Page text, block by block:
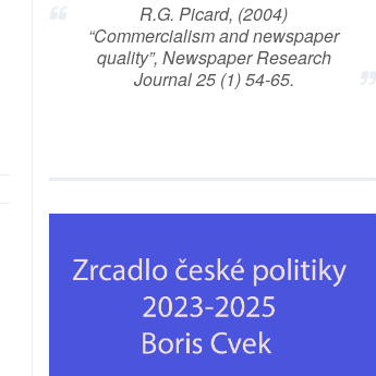
R.G. Picard, (2004)
“Commercialism and newspaper
quality”, Newspaper Research
Journal 25 (1) 54-65.